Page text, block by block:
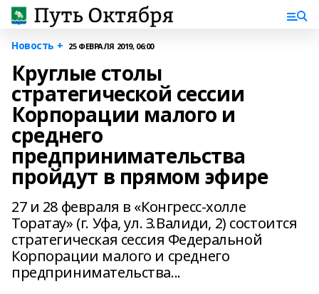
Новость + 25 ФЕВРАЛЯ 2019, 06:00
Круглые столы
стратегической сессии
Корпорации малого и
среднего
предпринимательства
пройдут в прямом эфире
27 и 28 февраля в «Конгресс-холле
Торатау» (г. Уфа, ул. З.Валиди, 2) состоится
стратегическая сессия Федеральной
Корпорации малого и среднего
предпринимательства...